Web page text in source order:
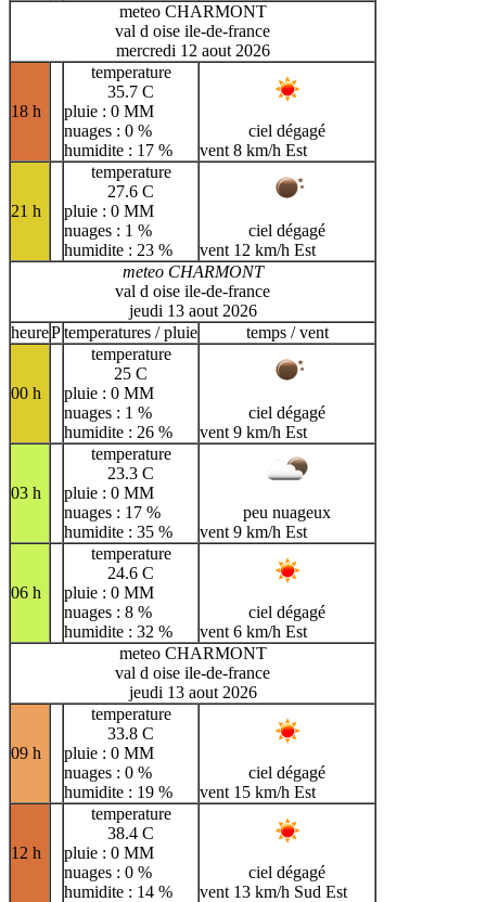
meteo CHARMONT
val d oise ile-de-france
mercredi 12 aout 2026
18 h
temperature
35.7 C
pluie : 0 MM
nuages : 0 %
humidite : 17 %
ciel dégagé
vent 8 km/h Est
21 h
temperature
27.6 C
pluie : 0 MM
nuages : 1 %
humidite : 23 %
ciel dégagé
vent 12 km/h Est
meteo CHARMONT
val d oise ile-de-france
jeudi 13 aout 2026
heurePtemperatures / pluie temps / vent
00 h
temperature
25 C
pluie : 0 MM
nuages : 1 %
humidite : 26 %
ciel dégagé
vent 9 km/h Est
03 h
temperature
23.3 C
pluie : 0 MM
nuages : 17 %
humidite : 35 %
peu nuageux
vent 9 km/h Est
06 h
temperature
24.6 C
pluie : 0 MM
nuages : 8 %
humidite : 32 %
ciel dégagé
vent 6 km/h Est
meteo CHARMONT
val d oise ile-de-france
jeudi 13 aout 2026
09 h
temperature
33.8 C
pluie : 0 MM
nuages : 0 %
humidite : 19 %
ciel dégagé
vent 15 km/h Est
12 h
temperature
38.4 C
pluie : 0 MM
nuages : 0 %
humidite : 14 %
ciel dégagé
vent 13 km/h Sud Est